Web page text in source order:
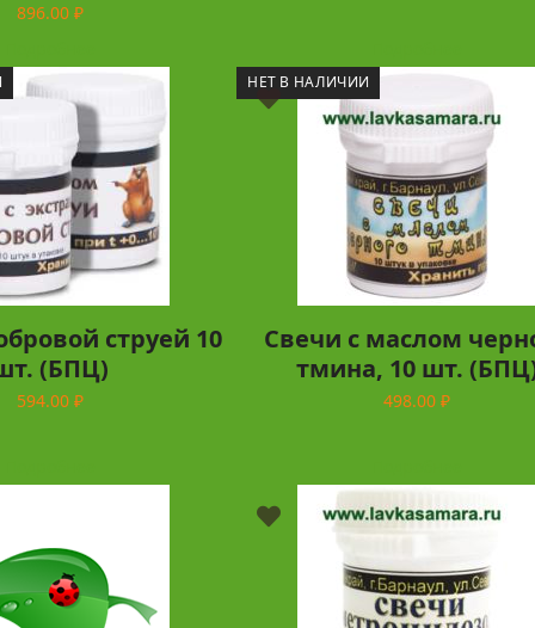
896.00 ₽
струей 10
(БПЦ)
594.00 ₽
НЕТ В НАЛИЧИИ
Свечи с маслом
тмина, 10 шт.
498.00 ₽